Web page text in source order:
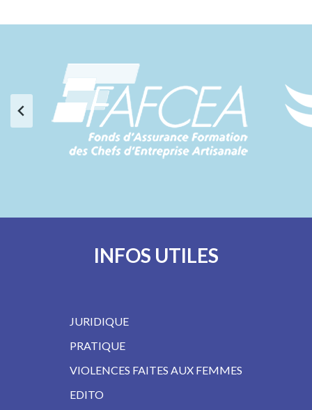
INFOS UTILES
JURIDIQUE
PRATIQUE
VIOLENCES FAITES AUX FEMMES
EDITO